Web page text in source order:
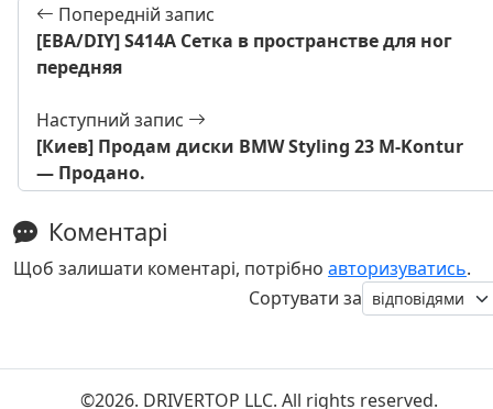
Попередній запис
[EBA/DIY] S414A Сетка в пространстве для ног
передняя
Наступний запис
[Киев] Продам диски BMW Styling 23 M-Kontur
— Продано.
Коментарі
Щоб залишати коментарі, потрібно авторизуватись.
Сортувати за
©2026. DRIVERTOP LLC. All rights reserved.